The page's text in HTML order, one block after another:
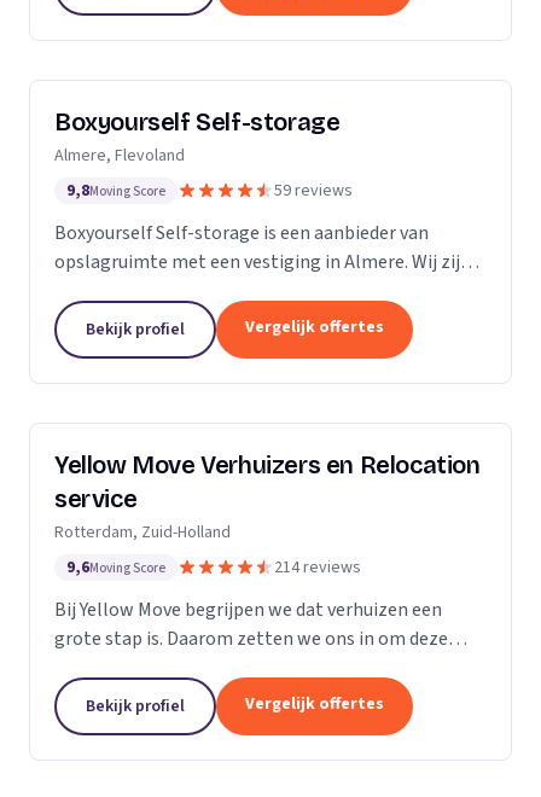
Boxyourself Self-storage
Almere, Flevoland
9,8Moving Score 59 reviews
Boxyourself Self-storage is een aanbieder van
opslagruimte met een vestiging in Almere. Wij zijn
Bekijk profiel Vergelijk offertes
Yellow Move Verhuizers en Relocation
service
Rotterdam, Zuid-Holland
9,6Moving Score 214 reviews
Bij Yellow Move begrijpen we dat verhuizen een
grote stap is. Daarom zetten we ons in om deze
Met meer dan 35 jaar ervaring in de
verhuisindustrie,...
Bekijk profiel Vergelijk offertes